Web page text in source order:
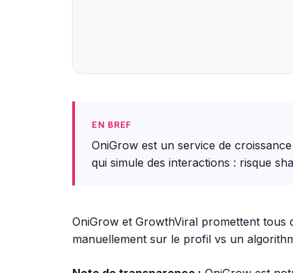
EN BREF
OniGrow est un service de
qui simule des interactions : risque
OniGrow et GrowthViral promettent tous
manuellement sur le profil vs un